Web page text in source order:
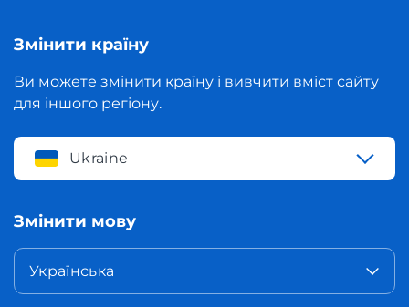
Змінити країну
Ви можете змінити країну і вивчити вміст сайту
для іншого регіону.
Ukraine
Змінити мову
Українська